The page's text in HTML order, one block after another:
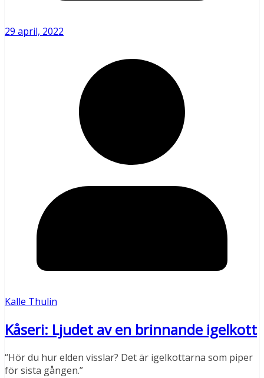
29 april, 2022
Kalle Thulin
Kåseri: Ljudet av en brinnande igelkott
“Hör du hur elden visslar? Det är igelkottarna som piper
för sista gången.”